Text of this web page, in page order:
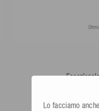
Eccezionale
Lo facciamo